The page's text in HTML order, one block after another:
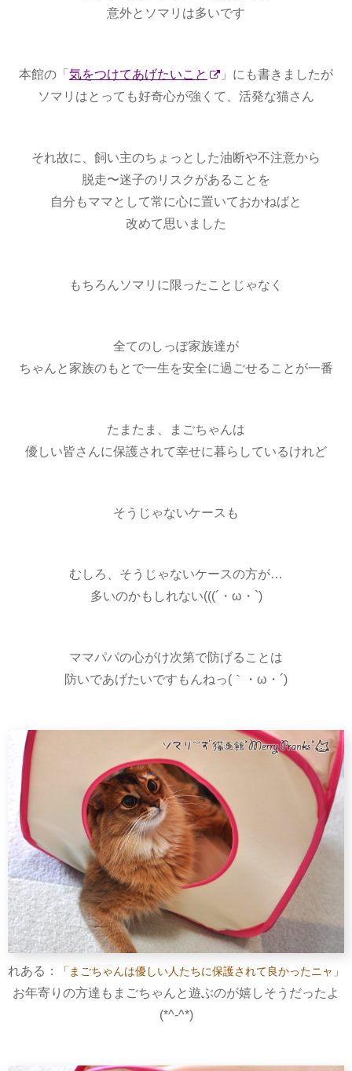
意外とソマリは多いです
本館の「 気をつけてあげたいこと
」にも書きましたが
ソマリはとっても好奇心が強くて、活発な猫さん
それ故に、飼い主のちょっとした油断や不注意から
脱走〜迷子のリスクがあることを
自分もママとして常に心に置いておかねばと
改めて思いました
もちろんソマリに限ったことじゃなく
全てのしっぽ家族達が
ちゃんと家族のもとで一生を安全に過ごせることが一番
たまたま、まごちゃんは
優しい皆さんに保護されて幸せに暮らしているけれど
そうじゃないケースも
むしろ、そうじゃないケースの方が…
多いのかもしれない(((´・ω・`)
ママパパの心がけ次第で防げることは
防いであげたいですもんねっ(｀・ω・´)
れある： 「まごちゃんは優しい人たちに保護されて良かったニャ」
お年寄りの方達もまごちゃんと遊ぶのが嬉しそうだったよ
(*^-^*)